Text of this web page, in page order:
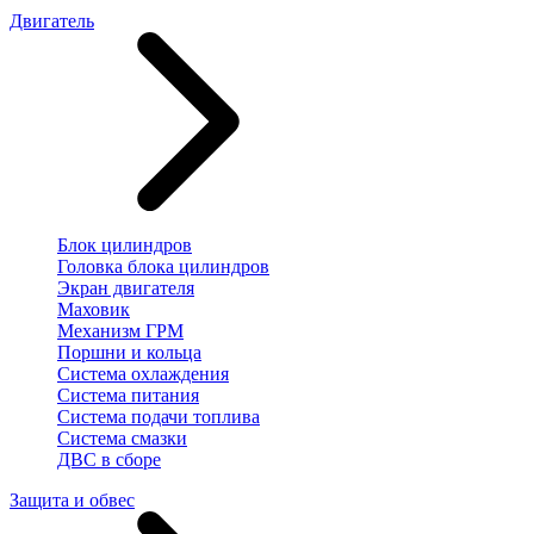
Двигатель
Блок цилиндров
Головка блока цилиндров
Экран двигателя
Маховик
Механизм ГРМ
Поршни и кольца
Система охлаждения
Система питания
Система подачи топлива
Система смазки
ДВС в сборе
Защита и обвес